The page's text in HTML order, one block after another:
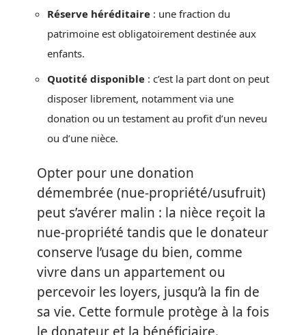
Réserve héréditaire : une fraction du
patrimoine est obligatoirement destinée aux
enfants.
Quotité disponible : c’est la part dont on peut
disposer librement, notamment via une
donation ou un testament au profit d’un neveu
ou d’une nièce.
Opter pour une donation
démembrée (nue-propriété/usufruit)
peut s’avérer malin : la nièce reçoit la
nue-propriété tandis que le donateur
conserve l’usage du bien, comme
vivre dans un appartement ou
percevoir les loyers, jusqu’à la fin de
sa vie. Cette formule protège à la fois